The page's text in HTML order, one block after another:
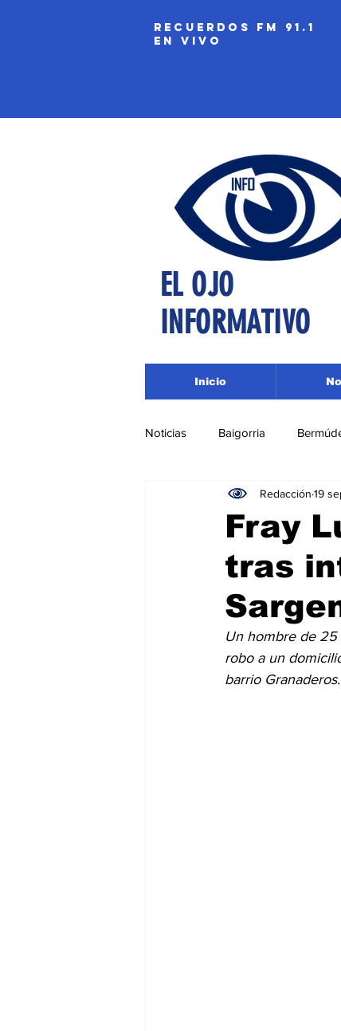
recuerdos fm 91.1
EN VIVO
EL OJO
INFORMATIVO
Inicio
Noticias Baigorria
Nacionales Beltrán
Roldán
Asociación
Medioambiente
Fray
tras
Redacción 19
Un hombre de 25
robo a un
barrio Granaderos.